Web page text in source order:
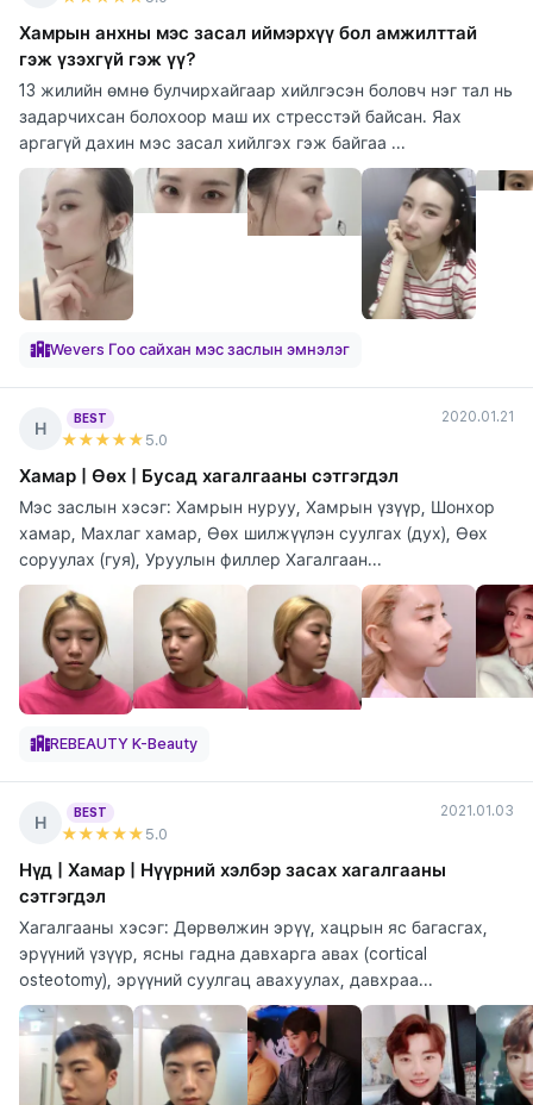
Хамрын анхны мэс засал иймэрхүү бол амжилттай
гэж үзэхгүй гэж үү?
13 жилийн өмнө булчирхайгаар хийлгэсэн боловч нэг тал нь
задарчихсан болохоор маш их стресстэй байсан. Яах
аргагүй дахин мэс засал хийлгэх гэж байгаа ...
Wevers Гоо сайхан мэс заслын эмнэлэг
Н
BEST
★★★★★ 5.0
2020.01.21
Хамар | Өөх | Бусад хагалгааны сэтгэгдэл
Мэс заслын хэсэг: Хамрын нуруу, Хамрын үзүүр, Шонхор
хамар, Махлаг хамар, Өөх шилжүүлэн суулгах (дух), Өөх
соруулах (гуя), Уруулын филлер Хагалгаан...
REBEAUTY K-Beauty
Н
BEST
★★★★★ 5.0
2021.01.03
Нүд | Хамар | Нүүрний хэлбэр засах хагалгааны
сэтгэгдэл
Хагалгааны хэсэг: Дөрвөлжин эрүү, хацрын яс багасгах,
эрүүний үзүүр, ясны гадна давхарга авах (cortical
osteotomy), эрүүний суулгац авахуулах, давхраа...